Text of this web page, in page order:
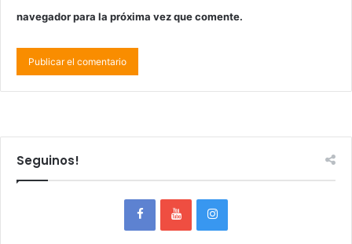
navegador para la próxima vez que comente.
Seguinos!